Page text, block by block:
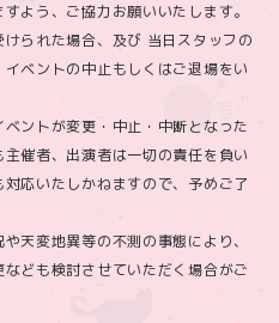
よう、ご協力お願いいたします。
られた場合、及び 当日スタッフの
ベントの中止もしくはご退場をい
ントが変更・中止・中断となった
催者、出演者は一切の責任を負い
応いたしかねますので、予めご了
天変地異等の不測の事態により、
ども検討させていただく場合がご